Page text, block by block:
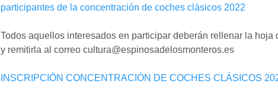
participantes de la concentración de coches clásicos 2022
Todos aquellos interesados en participar deberán rellenar la hoja
y remitirla al correo cultura@espinosadelosmonteros.es
INSCRIPCIÓN CONCENTRACIÓN DE COCHES CLÁSICOS